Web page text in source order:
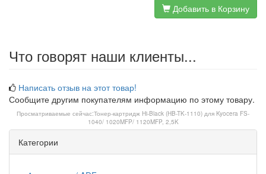
Добавить в Корзину
Что говорят наши клиенты...
Написать отзыв на этот товар!
Сообщите другим покупателям информацию по этому товару.
Просматриваемые сейчас:Тонер-картридж Hi-Black (HB-TK-1110) для Kyocera FS-
1040/ 1020MFP/ 1120MFP, 2,5K
Категории